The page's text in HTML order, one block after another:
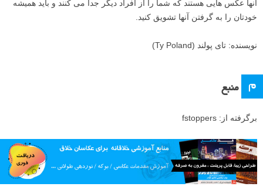
را فقط در ذهنم گرفتم. من فکر کردم ایده خیلی احمقانه ای است، بنابراین
تصمیم گرفتم بروم و آن را ایجاد کنم. من لباس هایی پوشیدم که خیلی با
به دنبال جایی برای گرفتن این عکس گشتم. من نمی خواستم چیزی جز ریل
به آن اضافه کنم که از تمرکز اصلی عکس و من دور نشود فکر کردم، و در
برنامه ریزی بیشتر… من مجبور بودم برنامه قطار را پیدا کنم تا بتوانم از
قطار هم عکس بگیرم، بنابراین دیدم که یک قطار در ساعت ۲:۵۰ و بعدی در
ساعت ۴:۳۰ بعد از ظهر می آمد.